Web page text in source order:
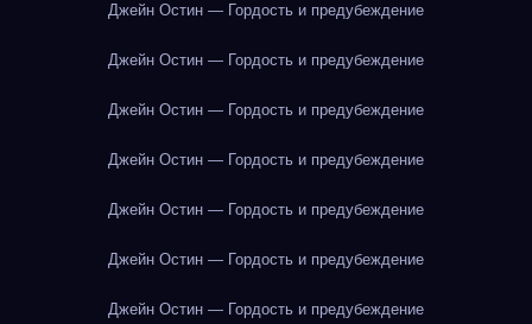
Джейн Остин — Гордость и предубеждение
Джейн Остин — Гордость и предубеждение
Джейн Остин — Гордость и предубеждение
Джейн Остин — Гордость и предубеждение
Джейн Остин — Гордость и предубеждение
Джейн Остин — Гордость и предубеждение
Джейн Остин — Гордость и предубеждение